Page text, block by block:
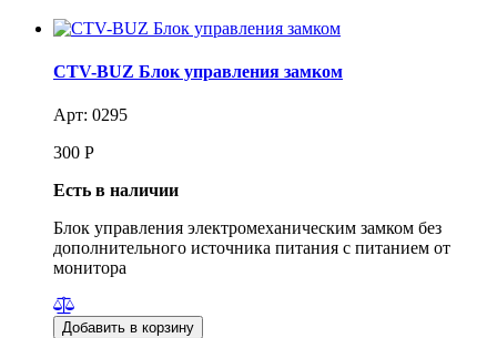
CTV-BUZ Блок управления замком
Арт: 0295
300 Р
Есть в наличии
Блок управления электромеханическим замком без
дополнительного источника питания с питанием от
монитора